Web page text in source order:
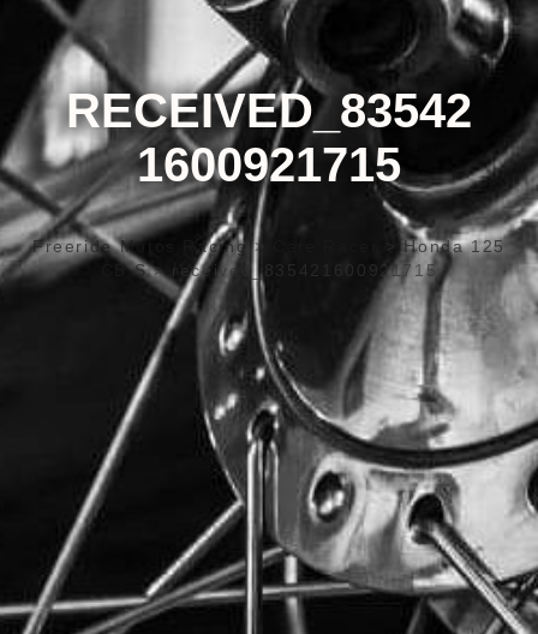
RECEIVED_83542
1600921715
Freeride Motos Racing > >Honda 125
CB S> received_835421600921715